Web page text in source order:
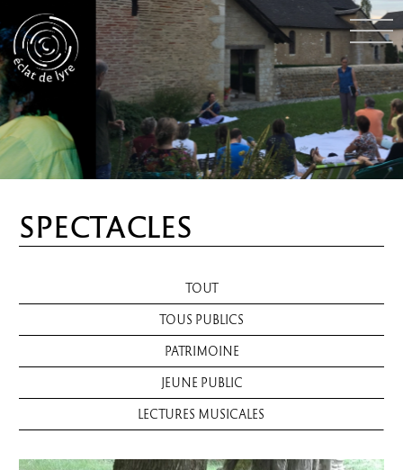
SPECTACLES
TOUT
TOUS PUBLICS
PATRIMOINE
JEUNE PUBLIC
LECTURES MUSICALES